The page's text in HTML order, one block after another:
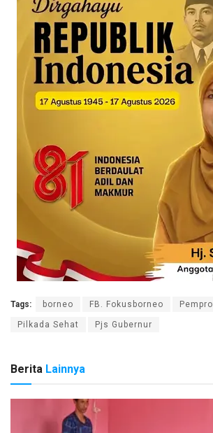
Tags: borneo FB. Fokusborneo
Pilkada Sehat Pjs Gubernur
Berita Lainnya